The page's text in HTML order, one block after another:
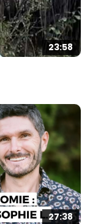
23:58
27:38